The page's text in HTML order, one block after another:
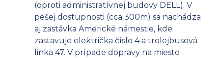
(oproti administratívnej budovy DELL). V
pešej dostupnosti (cca 300m) sa nachádza
aj zastávka Americké námestie, kde
zastavuje električka číslo 4 a trolejbusová
linka 47. V prípade dopravy na miesto